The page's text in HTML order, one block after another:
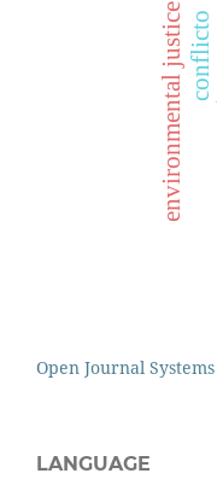
conflicto
environmental justice
Open Journal Systems
LANGUAGE